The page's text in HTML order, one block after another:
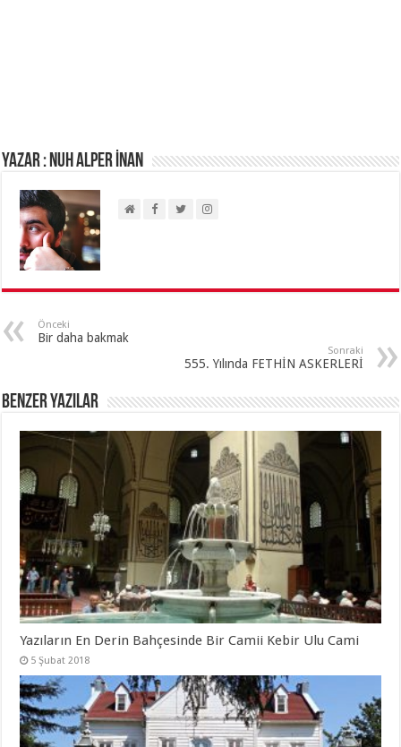
Yazar : NUH ALPER İNAN
Önceki
Bir daha bakmak
Sonraki
555. Yılında FETHİN ASKERLERİ
Benzer Yazılar
Yazıların En Derin Bahçesinde Bir Camii Kebir Ulu Cami
5 Şubat 2018